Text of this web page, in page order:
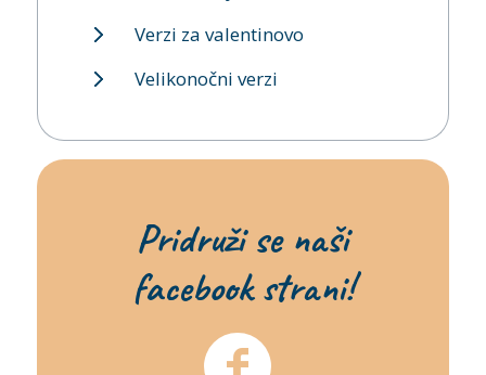
Verzi za valentinovo
Velikonočni verzi
Pridruži se naši
facebook strani!